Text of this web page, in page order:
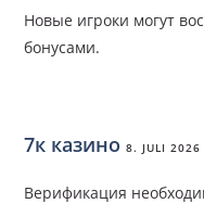
Новые игроки могут
бонусами.
7к казино 8. JULI 2026
Верификация